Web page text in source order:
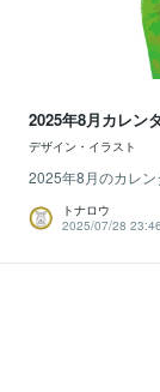
2025年8月カレン
デザイン・イラスト
2025年8月のカレン
トナロウ
2025/07/28 23:46